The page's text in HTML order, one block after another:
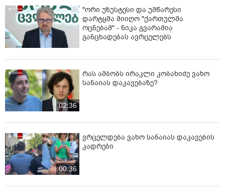
"ორი უზუსტესი და უმწარესი
დარტყმა მიიღო "ქართულმა
ოცნებამ" - ნიკა გვარამია
განცხადებას ავრცელებს
02:36
რას ამბობს ირაკლი კობახიძე ვახო
სანაიას დაკავებაზე?
00:36
ვრცელდება ვახო სანაიას დაკავების
კადრები